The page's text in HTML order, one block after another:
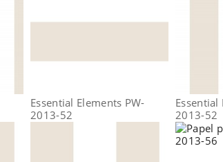
Essential Elements PW-
2013-52
Essential
2013-52